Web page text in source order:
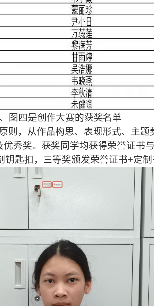
图四是创作大赛的获奖名单
则，从作品构思、表现形式、主
秀奖。获奖同学均获得荣誉证书
匙扣，三等奖颁发荣誉证书+定制